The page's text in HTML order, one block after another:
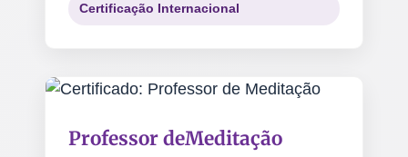
Certificação Internacional
Professor deMeditação